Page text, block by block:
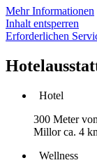
Mehr Informationen
Inhalt entsperren
Erforderlichen
Hotel
300 Meter
Millor ca. 4
Wellness